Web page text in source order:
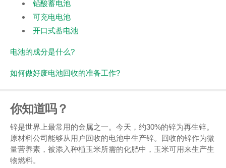
铅酸蓄电池
可充电电池
开口式蓄电池
电池的成分是什么?
如何做好废电池回收的准备工作?
你知道吗？
锌是世界上最常用的金属之一。今天，约30%的锌为再生锌。
原材料公司能够从用户回收的电池中生产锌。回收的锌作为微
量营养素，被添入种植玉米所需的化肥中，玉米可用来生产生
物燃料。